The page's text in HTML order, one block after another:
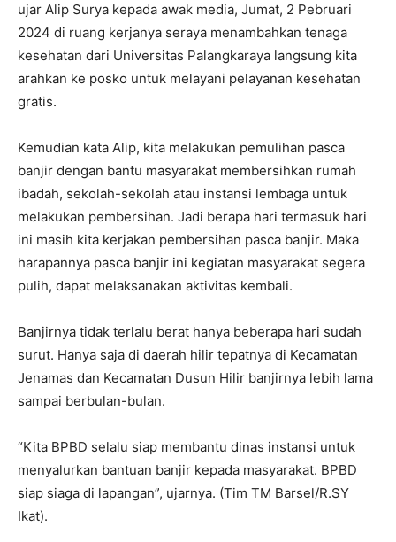
ujar Alip Surya kepada awak media, Jumat, 2 Pebruari
2024 di ruang kerjanya seraya menambahkan tenaga
kesehatan dari Universitas Palangkaraya langsung kita
arahkan ke posko untuk melayani pelayanan kesehatan
gratis.
Kemudian kata Alip, kita melakukan pemulihan pasca
banjir dengan bantu masyarakat membersihkan rumah
ibadah, sekolah-sekolah atau instansi lembaga untuk
melakukan pembersihan. Jadi berapa hari termasuk hari
ini masih kita kerjakan pembersihan pasca banjir. Maka
harapannya pasca banjir ini kegiatan masyarakat segera
pulih, dapat melaksanakan aktivitas kembali.
Banjirnya tidak terlalu berat hanya beberapa hari sudah
surut. Hanya saja di daerah hilir tepatnya di Kecamatan
Jenamas dan Kecamatan Dusun Hilir banjirnya lebih lama
sampai berbulan-bulan.
“Kita BPBD selalu siap membantu dinas instansi untuk
menyalurkan bantuan banjir kepada masyarakat. BPBD
siap siaga di lapangan”, ujarnya. (Tim TM Barsel/R.SY
Ikat).